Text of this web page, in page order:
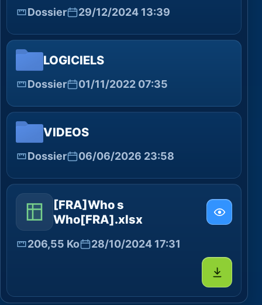
Dossier 29/12/2024 13:39
LOGICIELS
Dossier 01/11/2022 07:35
VIDEOS
Dossier 06/06/2026 23:58
[FRA]Who s
Who[FRA].xlsx
206,55 Ko 28/10/2024 17:31